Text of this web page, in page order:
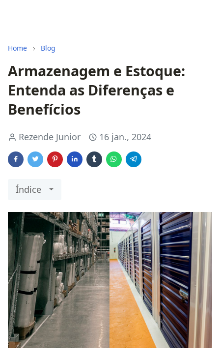
Home Blog
Armazenagem e Estoque:
Entenda as Diferenças e
Benefícios
Rezende Junior 16 jan., 2024
Índice